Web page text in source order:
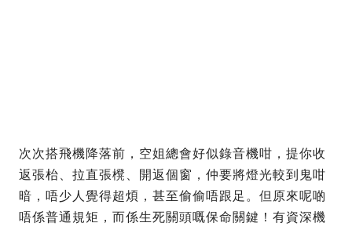
次次搭飛機降落前，空姐總會好似錄音機咁，提你收
返張枱、拉直張櫈、開返個窗，仲要將燈光較到鬼咁
暗，唔少人覺得超煩，甚至偷偷唔跟足。但原來呢啲
唔係普通規矩，而係生死關頭嘅保命關鍵！有資深機